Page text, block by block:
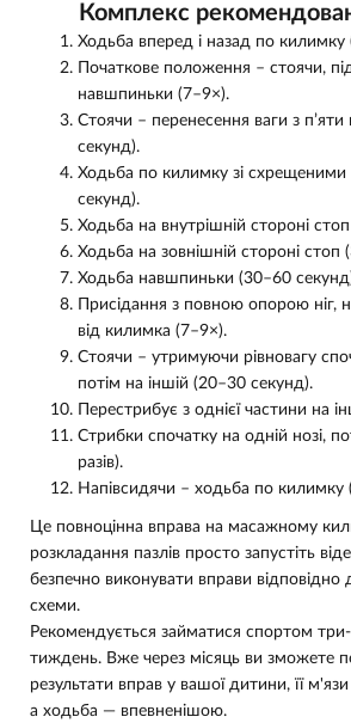
Комплекс
Ходьба вперед і назад по килимку
Початкове положення – стоячи,
навшпиньки (7–9×).
Стоячи – перенесення ваги з
секунд).
Ходьба по килимку зі
секунд).
Ходьба на внутрішній стороні
Ходьба на зовнішній стороні стоп
Ходьба навшпиньки (30–60
Присідання з повною опорою ніг,
від килимка (7–9×).
Стоячи – утримуючи рівновагу
потім на іншій (20–30 секунд).
Перестрибує з однієї частини на
Стрибки спочатку на одній нозі,
разів).
Напівсидячи – ходьба по килимку
Це повноцінна вправа на масажному
розкладання пазлів просто запустіть
безпечно виконувати вправи відповідно
схеми.
Рекомендується займатися спортом три-
тиждень. Вже через місяць ви зможете
результати вправ у вашої дитини, її
а ходьба — впевненішою.